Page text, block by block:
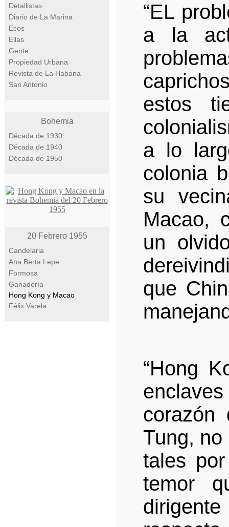
Detallistas
Diario de La Marina
Ecos
Ellas
Gente
Propiedad Urbana
Revista de La Habana
San Antonio
Bohemia
Década de 1930
Década de 1940
Década de 1950
20 Febrero 1955
Candelaria
Ana Berta Lepe
Formosa
Ganadería
Hong Kong y Macao
Félix Varela
“EL
a la
estos
a lo
colonia
su
Macao,
un
que
“Hong
corazón
Tung, no
tales
temor